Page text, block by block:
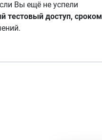
Вы ещё не успели
тестовый доступ, сроком